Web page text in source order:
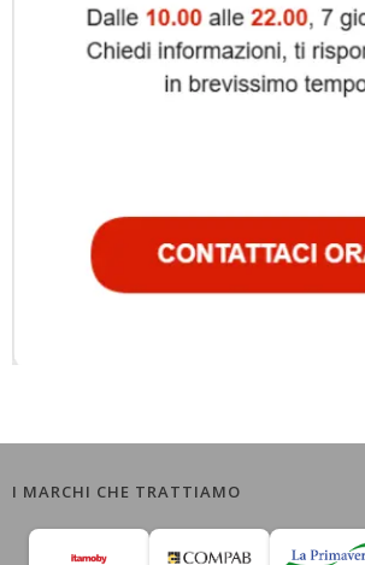
I MARCHI CHE TRATTIAMO